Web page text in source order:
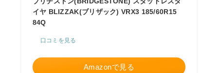
イヤ BLIZZAK(ブリザック) VRX3 185/60R15
84Q
口コミを見る
Amazonで見る